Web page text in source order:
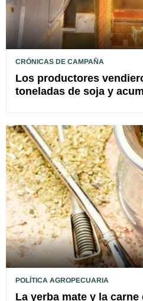
CRÓNICAS DE CAMPAÑA
Los productores
toneladas de soja y
POLÍTICA AGROPECUARIA
La yerba mate y la carne